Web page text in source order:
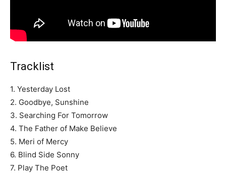
Tracklist
1. Yesterday Lost
2. Goodbye, Sunshine
3. Searching For Tomorrow
4. The Father of Make Believe
5. Meri of Mercy
6. Blind Side Sonny
7. Play The Poet